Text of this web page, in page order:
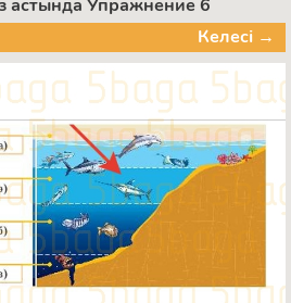
астында Упражнение 6
Келесі →